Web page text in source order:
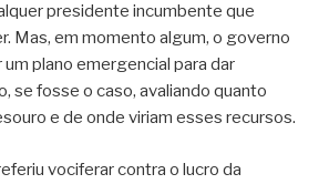
presidente incumbente que
Mas, em momento algum, o governo
plano emergencial para dar
se fosse o caso, avaliando quanto
e de onde viriam esses recursos.
vociferar contra o lucro da